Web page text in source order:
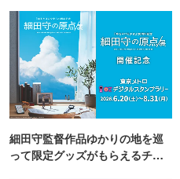
細田守監督作品ゆかりの地を巡
って限定グッズがもらえるチャ